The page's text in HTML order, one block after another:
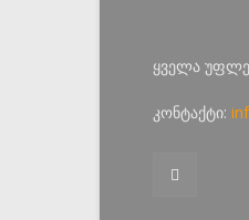
ყველა
კონტაქტი: